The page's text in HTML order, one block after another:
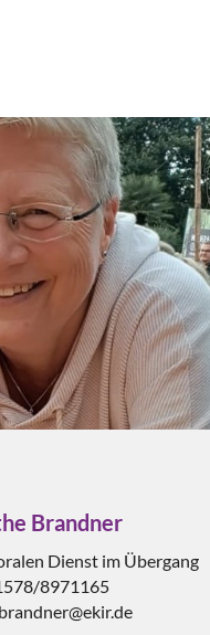
Brandner
Dienst im Übergang
8971165